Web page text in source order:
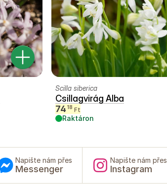
Scilla siberica
Csillagvirág Alba
74 18 Ft
Raktáron
Napište nám přes
Messenger
Napište nám přes
Instagram